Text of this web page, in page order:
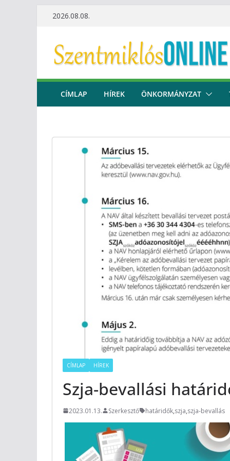
2026.08.08.
CÍMLAP HÍREK ÖNKORMÁNYZAT
CÍMLAP HÍREK
Szja-bevallási
2023.01.13. Szerkesztő határidők,szja,szja-bevallás